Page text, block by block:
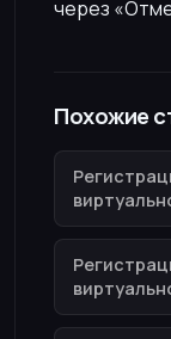
через
Похожие